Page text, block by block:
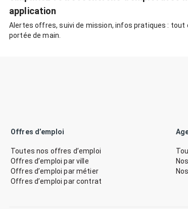
application
Alertes offres, suivi de mission, infos pratiques : tout
portée de main.
Offres d’emploi
Toutes nos offres d’emploi
Offres d’emploi par ville
Offres d’emploi par métier
Offres d’emploi par contrat